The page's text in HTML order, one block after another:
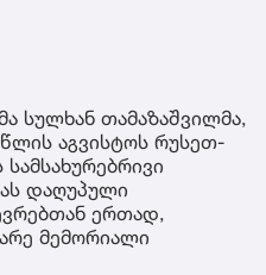
სულხან თამაზაშვილმა,
აგვისტოს რუსეთ-
დაღუპული
ერთად,
მემორიალი